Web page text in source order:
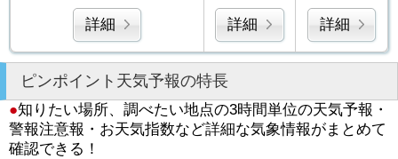
詳細 詳細 詳細
ピンポイント天気予報の特長
●知りたい場所、調べたい地点の3時間単位の天気予報・
警報注意報・お天気指数など詳細な気象情報がまとめて
確認できる！